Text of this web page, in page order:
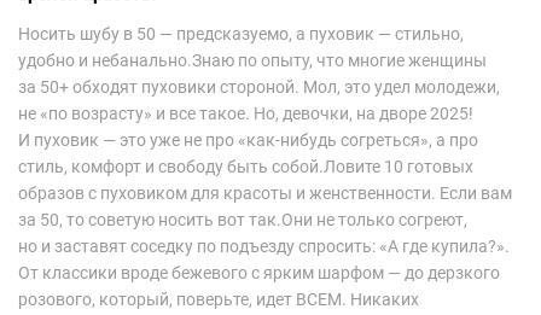
Носить шубу в 50 — предсказуемо, а пуховик — стильно,
удобно и небанально.Знаю по опыту, что многие женщины
за 50+ обходят пуховики стороной. Мол, это удел молодежи,
не «по возрасту» и все такое. Но, девочки, на дворе 2025!
И пуховик — это уже не про «как-нибудь согреться», а про
стиль, комфорт и свободу быть собой.Ловите 10 готовых
образов с пуховиком для красоты и женственности. Если вам
за 50, то советую носить вот так.Они не только согреют,
но и заставят соседку по подъезду спросить: «А где купила?».
От классики вроде бежевого с ярким шарфом — до дерзкого
розового, который, поверьте, идет ВСЕМ. Никаких